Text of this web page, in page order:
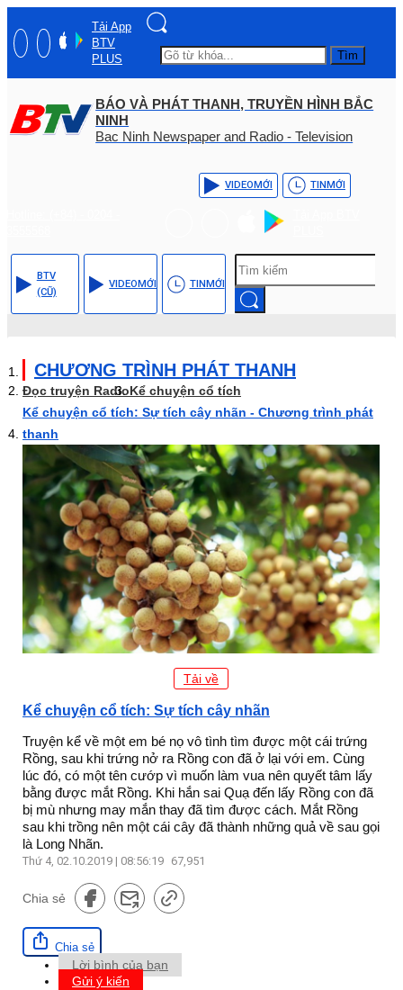
Tải App
BTV
PLUS
Tìm
BÁO VÀ PHÁT THANH, TRUYỀN HÌNH BẮC
NINH
Bac Ninh Newspaper and Radio - Television
VIDEOMỚI TINMỚI
BTV
(CŨ)
VIDEOMỚI TINMỚI
CHƯƠNG TRÌNH PHÁT THANH
Đọc truyện RadioKể chuyện cổ tích
Kể chuyện cổ tích: Sự tích cây nhãn - Chương trình phát
thanh
Tải về
Kể chuyện cổ tích: Sự tích cây nhãn
Truyện kể về một em bé nọ vô tình tìm được một cái trứng
Rồng, sau khi trứng nở ra Rồng con đã ở lại với em. Cùng
lúc đó, có một tên cướp vì muốn làm vua nên quyết tâm lấy
bằng được mắt Rồng. Khi hắn sai Quạ đến lấy Rồng con đã
bị mù nhưng may mắn thay đã tìm được cách. Mắt Rồng
sau khi trồng nên một cái cây đã thành những quả về sau gọi
là Long Nhãn.
Thứ 4, 02.10.2019 | 08:56:19 67,951
Chia sẻ
Chia sẻ
Lời bình của bạn
Gửi ý kiến